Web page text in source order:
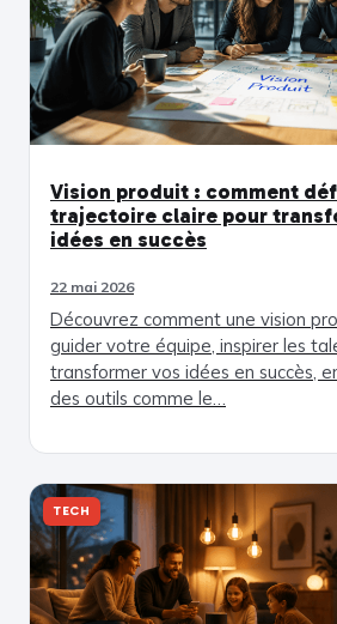
Vision produit : comment
trajectoire claire pour
idées en succès
22 mai 2026
Découvrez comment une vision
guider votre équipe, inspirer les
transformer vos idées en succès,
des outils comme le…
TECH